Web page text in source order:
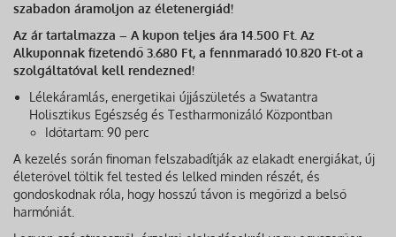
szabadon áramoljon az életenergiád!
Az ár tartalmazza – A kupon teljes ára 14.500 Ft. Az
Alkuponnak fizetendő 3.680 Ft, a fennmaradó 10.820 Ft-ot a
szolgáltatóval kell rendezned!
Lélekáramlás, energetikai újjászületés a Swatantra
Holisztikus Egészség és Testharmonizáló Központban
Időtartam: 90 perc
A kezelés során finoman felszabadítják az elakadt energiákat, új
életerővel töltik fel tested és lelked minden részét, és
gondoskodnak róla, hogy hosszú távon is megőrizd a belső
harmóniát.